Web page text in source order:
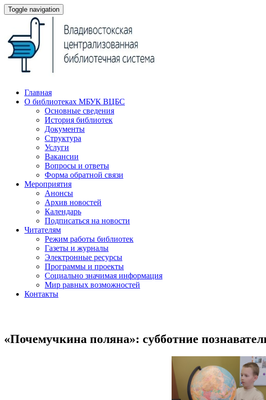
Toggle navigation
Главная
О библиотеках МБУК ВЦБС
Основные сведения
История библиотек
Документы
Структура
Услуги
Вакансии
Вопросы и ответы
Форма обратной связи
Мероприятия
Анонсы
Архив новостей
Календарь
Подписаться на новости
Читателям
Режим работы библиотек
Газеты и журналы
Электронные ресурсы
Программы и проекты
Социально значимая информация
Мир равных возможностей
Контакты
«Почемучкина поляна»: субботние